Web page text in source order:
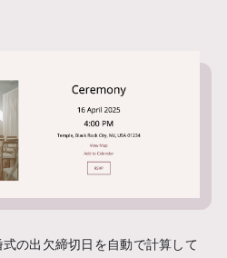
の出欠締切日を自動で計算して